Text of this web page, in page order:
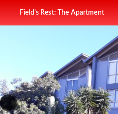
Field's Rest: The Apartment